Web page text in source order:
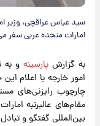
​سید عباس عراقچی، وزیر
امارات متحده عربی سفر
به گزارشپارسینهو به
امور خارجه با اعلام این
چارچوب رایزنی‌های
مقام‌های عالیرتبه
بین‌المللی گفتگو و